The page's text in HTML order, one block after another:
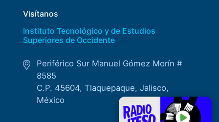
Visítanos
Instituto Tecnológico y de Estudios
Superiores de Occidente
Periférico Sur Manuel Gómez Morín #
8585
C.P. 45604, Tlaquepaque, Jalisco,
México